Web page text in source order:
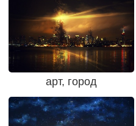
арт, город